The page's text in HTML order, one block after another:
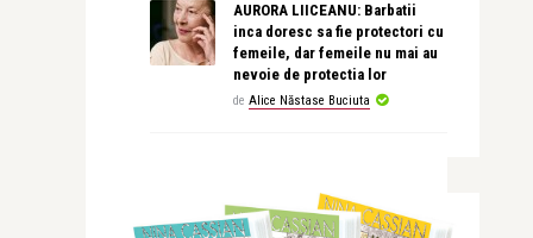
AURORA LIICEANU: Barbatii
inca doresc sa fie protectori cu
femeile, dar femeile nu mai au
nevoie de protectia lor
de Alice Năstase Buciuta